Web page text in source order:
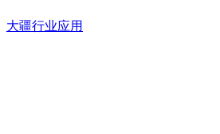
大疆行业应用